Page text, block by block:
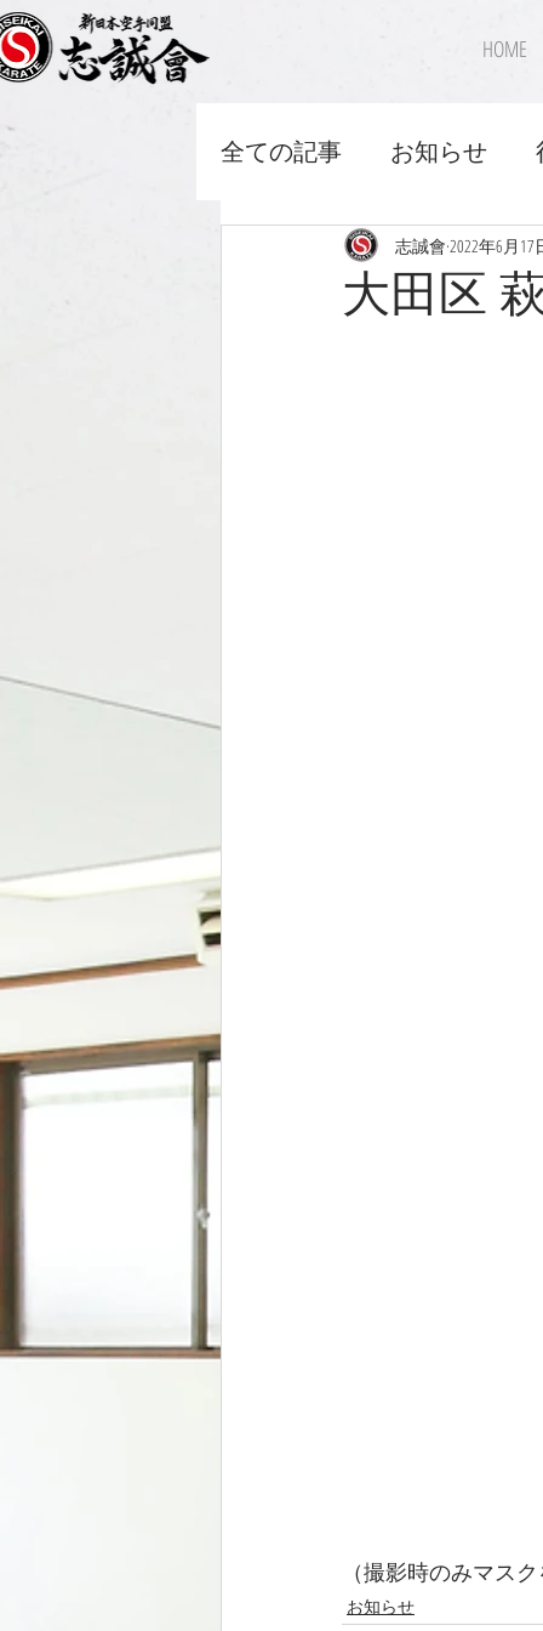
HOME
全ての記事 お知らせ
大田区
志誠會 2022年6月17
（撮影時のみマス
お知らせ